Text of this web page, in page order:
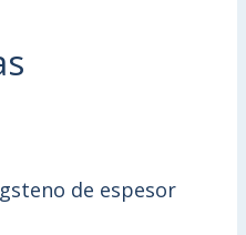
de espesor